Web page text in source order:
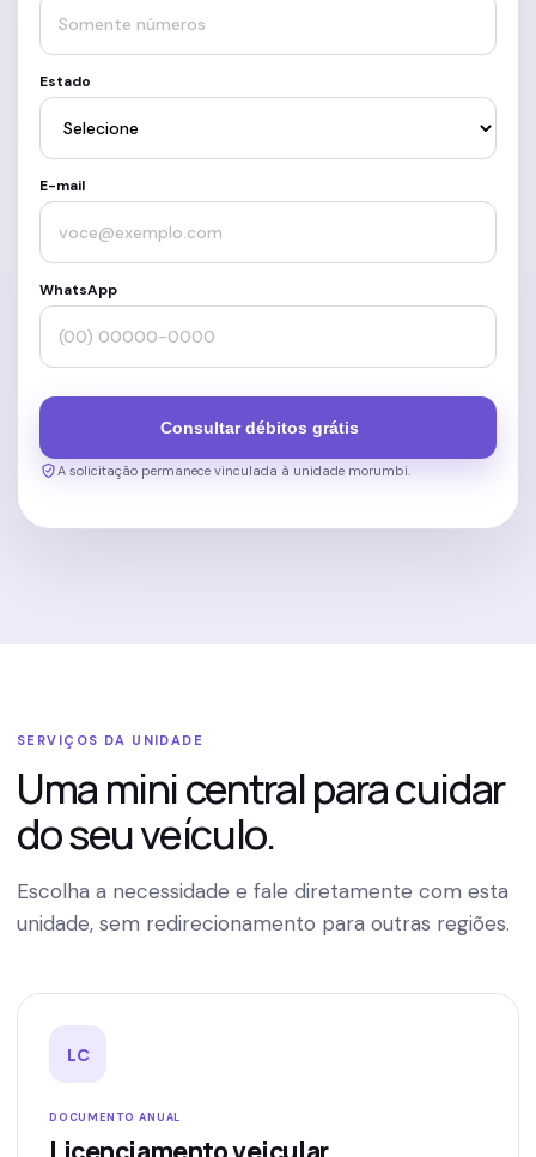
Estado
E-mail
WhatsApp
Consultar débitos grátis
A solicitação permanece vinculada à unidade morumbi.
SERVIÇOS DA UNIDADE
Uma mini central para cuidar
do seu veículo.
Escolha a necessidade e fale diretamente com esta
unidade, sem redirecionamento para outras regiões.
LC
DOCUMENTO ANUAL